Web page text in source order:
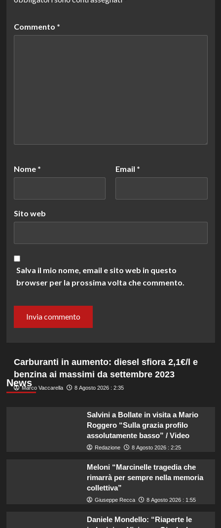
Commento *
Nome * Email *
Sito web
Salva il mio nome, email e sito web in questo
browser per la prossima volta che commento.
News
Carburanti in aumento: diesel sfiora 2,1€/l e
benzina ai massimi da settembre 2023
Marco Vaccarella 8 Agosto 2026 : 2:35
Salvini a Bollate in visita a Mario
Roggero “Sulla grazia profilo
assolutamente basso” / Video
Redazione 8 Agosto 2026 : 2:25
Meloni “Marcinelle tragedia che
rimarrà per sempre nella memoria
collettiva”
Giuseppe Recca 8 Agosto 2026 : 1:55
Daniele Mondello: “Riaperte le